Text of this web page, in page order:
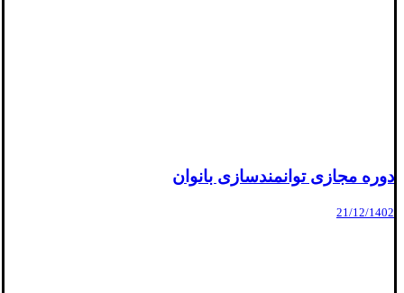
دوره مجازی توانمندسازی بانوان
21/12/1402